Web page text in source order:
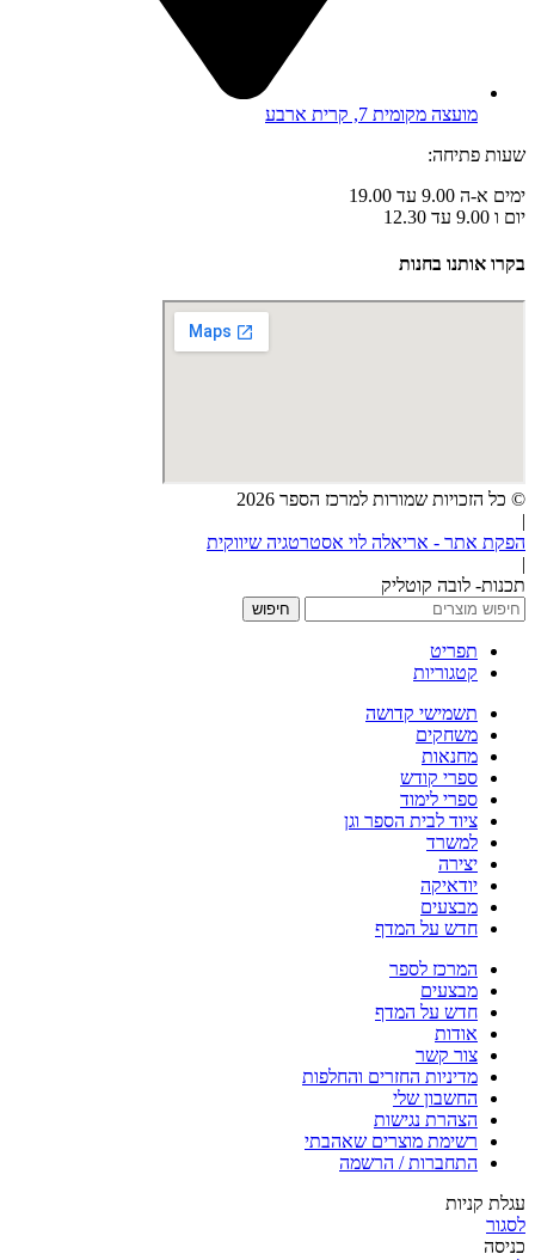
מועצה מקומית 7, קרית ארבע
שעות פתיחה:
ימים א-ה 9.00 עד 19.00
יום ו 9.00 עד 12.30
בקרו אותנו בחנות
© כל הזכויות שמורות למרכז הספר 2026
|
הפקת אתר - אריאלה לוי אסטרטגיה שיווקית
|
תכנות- לובה קוטליק
חיפוש
תפריט
קטגוריות
תשמישי קדושה
משחקים
מחנאות
ספרי קודש
ספרי לימוד
ציוד לבית הספר וגן
למשרד
יצירה
יודאיקה
מבצעים
חדש על המדף
המרכז לספר
מבצעים
חדש על המדף
אודות
צור קשר
מדיניות החזרים והחלפות
החשבון שלי
הצהרת נגישות
רשימת מוצרים שאהבתי
התחברות / הרשמה
עגלת קניות
לסגור
כניסה